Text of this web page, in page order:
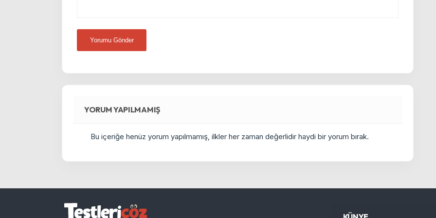
YORUM YAPILMAMIŞ
Bu içeriğe henüz yorum yapılmamış, ilkler her zaman değerlidir haydi bir yorum bırak.